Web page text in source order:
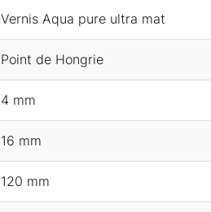
Vernis Aqua pure ultra mat
Point de Hongrie
4 mm
16 mm
120 mm